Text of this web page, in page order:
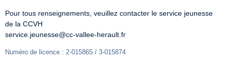
Pour tous renseignements, veuillez contacter le service jeunesse
de la CCVH
service.jeunesse@cc-vallee-herault.fr
Numéro de licence : 2-015865 / 3-015874